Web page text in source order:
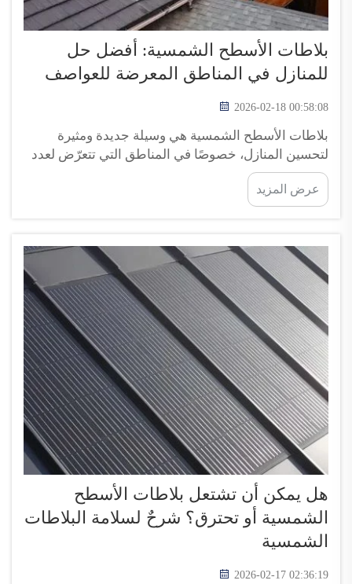
بلاطات الأسطح الشمسية: أفضل حل
للمنازل في المناطق المعرضة للعواصف
2026-02-18 00:58:08
بلاطات الأسطح الشمسية هي وسيلة جديدة ومثيرة
لتحسين المنازل، خصوصًا في المناطق التي تتعرّض لعدد
كبير من العواصف. فهذه البلاطات لا تحمي المنزل فقط
من الرياح القوية والأمطار الغزيرة، بل تساعد أيضًا في
ترشيد استهلاك الطاقة. وعندما تهب عواصف كبيرة، قد
عرض المزيد
هل يمكن أن تشتعل بلاطات الأسطح
الشمسية أو تحترق؟ شرحٌ لسلامة البلاطات
الشمسية
2026-02-17 02:36:19